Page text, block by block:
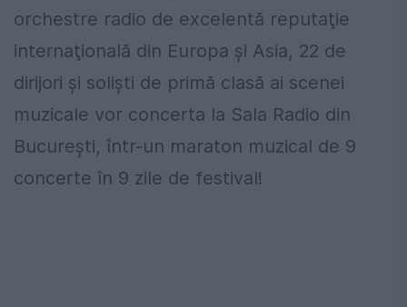
orchestre radio de excelentă reputaţie
internaţională din Europa şi Asia, 22 de
dirijori şi solişti de primă clasă ai scenei
muzicale vor concerta la Sala Radio din
Bucureşti, într-un maraton muzical de 9
concerte în 9 zile de festival!